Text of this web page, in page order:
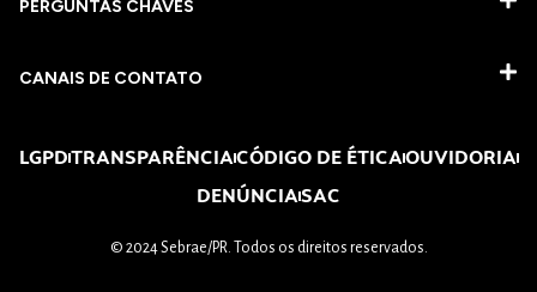
PERGUNTAS CHAVES​
CANAIS DE CONTATO
LGPDTRANSPARÊNCIACÓDIGO DE ÉTICAOUVIDORIA
DENÚNCIASAC
© 2024 Sebrae/PR. Todos os direitos reservados.